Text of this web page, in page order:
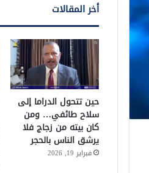
أخر المقالات
حين تتحول الدراما إلى
سلاح طائفي… ومن
كان بيته من زجاج فلا
يرشق الناس بالحجر
فبراير 19, 2026